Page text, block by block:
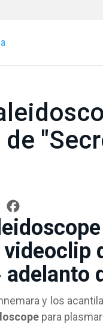
adelanto
y los
para